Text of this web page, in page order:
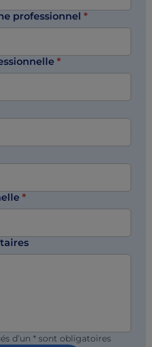
professionnel *
*
*
d’un * sont obligatoires